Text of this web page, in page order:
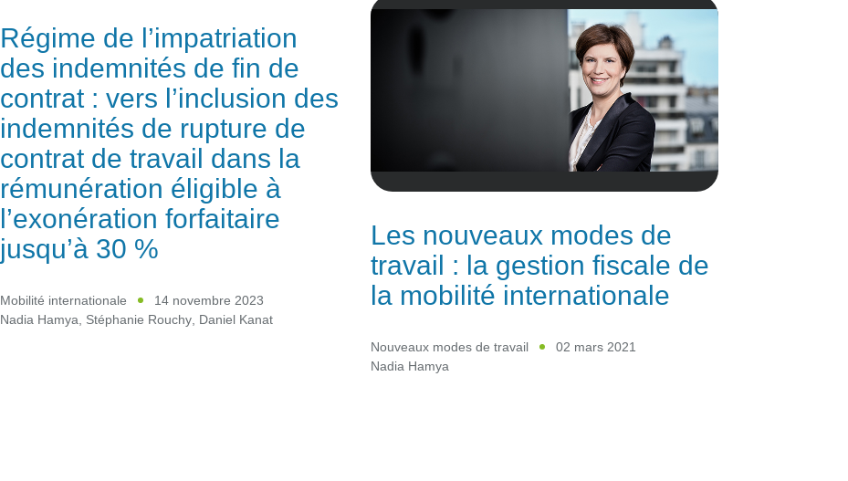
Régime de l’impatriation
des indemnités de fin de
contrat : vers l’inclusion des
indemnités de rupture de
contrat de travail dans la
rémunération éligible à
l’exonération forfaitaire
jusqu’à 30 %
Mobilité internationale
14 novembre 2023
Nadia Hamya, Stéphanie Rouchy, Daniel Kanat
Les nouveaux modes de
travail : la gestion fiscale de
la mobilité internationale
Nouveaux modes de travail
02 mars 2021
Nadia Hamya